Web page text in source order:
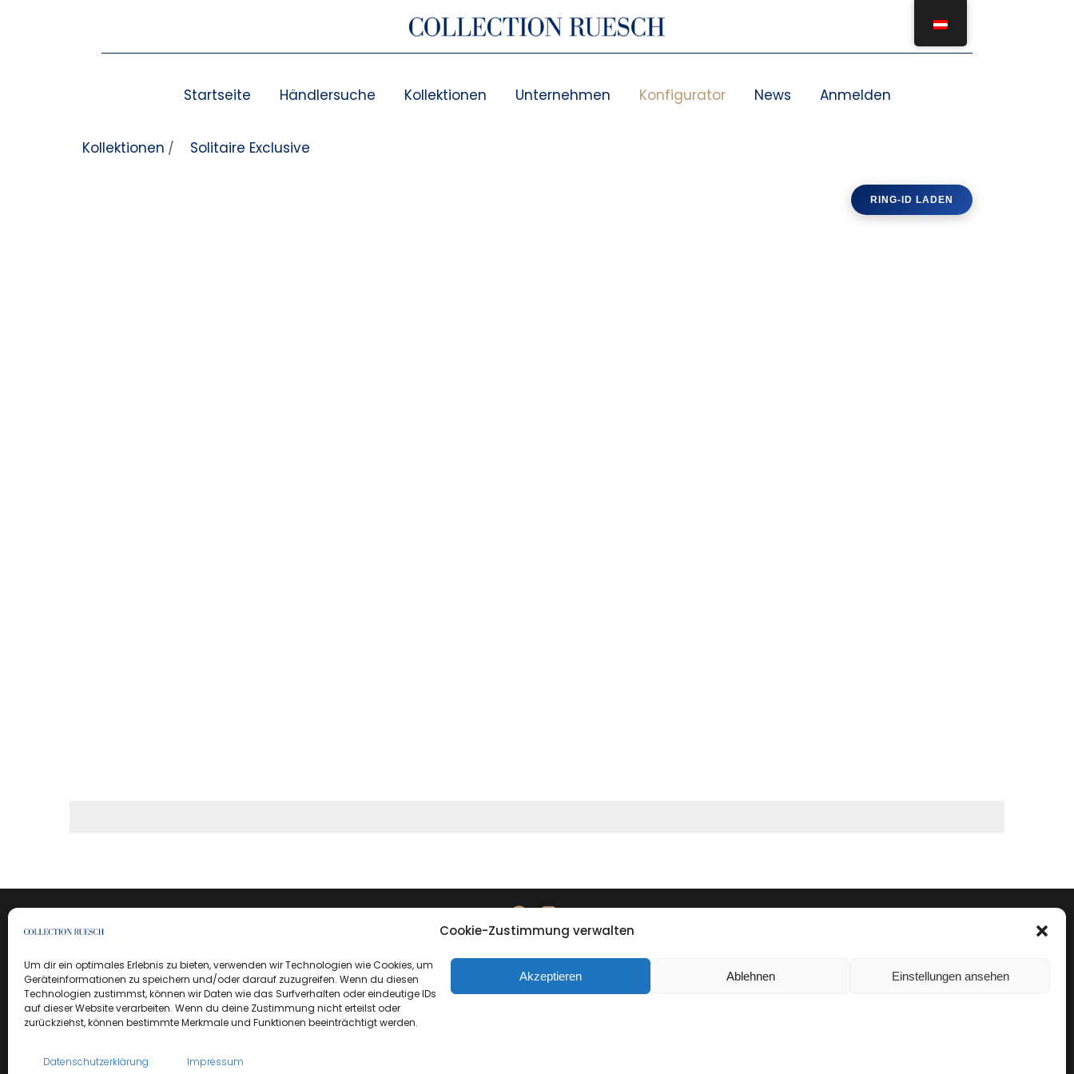
Cookie-Zustimmung verwalten
Um dir ein optimales Erlebnis zu bieten, verwenden wir Technologien wie Cookies, um
Geräteinformationen zu speichern und/oder darauf zuzugreifen. Wenn du diesen
Technologien zustimmst, können wir Daten wie das Surfverhalten oder eindeutige IDs
auf dieser Website verarbeiten. Wenn du deine Zustimmung nicht erteilst oder
zurückziehst, können bestimmte Merkmale und Funktionen beeinträchtigt werden.
Akzeptieren Ablehnen Einstellungen ansehen
Datenschutzerklärung Impressum
Startseite Händlersuche Kollektionen Unternehmen Konfigurator News Anmelden
Kollektionen / Solitaire Exclusive
RING-ID LADEN
Datenschutzerklärung Impressum